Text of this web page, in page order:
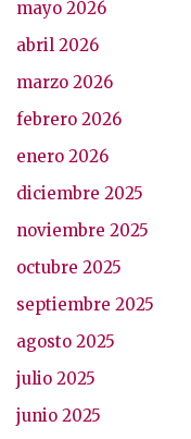
mayo 2026
abril 2026
marzo 2026
febrero 2026
enero 2026
diciembre 2025
noviembre 2025
octubre 2025
septiembre 2025
agosto 2025
julio 2025
junio 2025